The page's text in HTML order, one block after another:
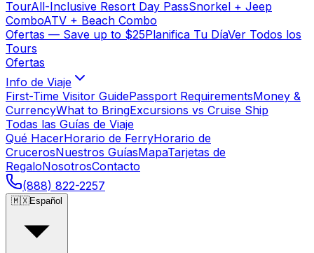
TourAll-Inclusive Resort Day PassSnorkel + Jeep
ComboATV + Beach Combo
Ofertas — Save up to $25Planifica Tu DíaVer Todos los
Tours
Ofertas
Info de Viaje
First-Time Visitor GuidePassport RequirementsMoney &
CurrencyWhat to BringExcursions vs Cruise Ship
Todas las Guías de Viaje
Qué HacerHorario de FerryHorario de
CrucerosNuestros GuíasMapaTarjetas de
RegaloNosotrosContacto
(888) 822-2257
🇲🇽Español